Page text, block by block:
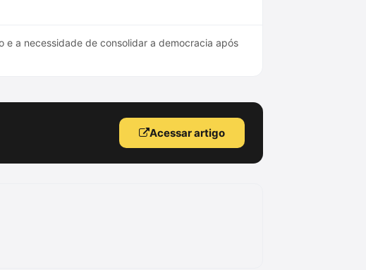
e a necessidade de consolidar a democracia após
Acessar artigo